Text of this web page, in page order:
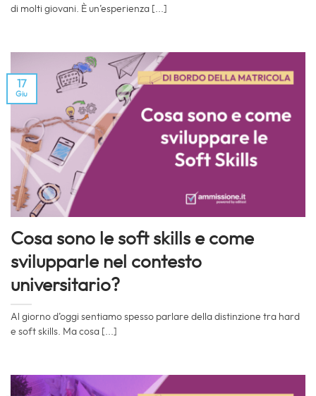
di molti giovani. È un’esperienza [...]
Cosa sono le soft skills e come
svilupparle nel contesto
universitario?
Al giorno d’oggi sentiamo spesso parlare della distinzione tra hard
e soft skills. Ma cosa [...]
17
Giu